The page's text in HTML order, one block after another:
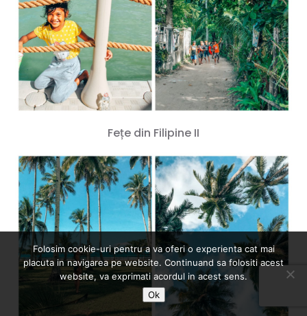
Fețe din Filipine II
Folosim cookie-uri pentru a va oferi o experienta cat mai
placuta in navigarea pe website. Continuand sa folositi acest
website, va exprimati acordul in acest sens.
Ok